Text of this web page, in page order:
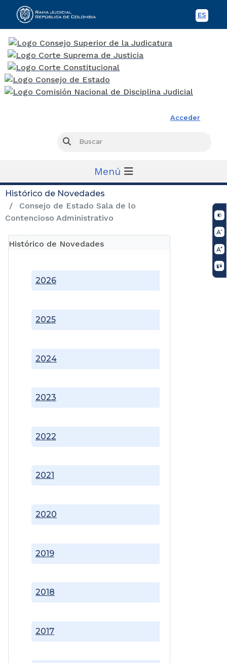
ES
Acceder
Buscar
Menú
Histórico de Novedades
Consejo de Estado Sala de lo
Contencioso Administrativo
Histórico de Novedades
2017
2018
2019
2020
2021
2022
2023
2024
2025
2026